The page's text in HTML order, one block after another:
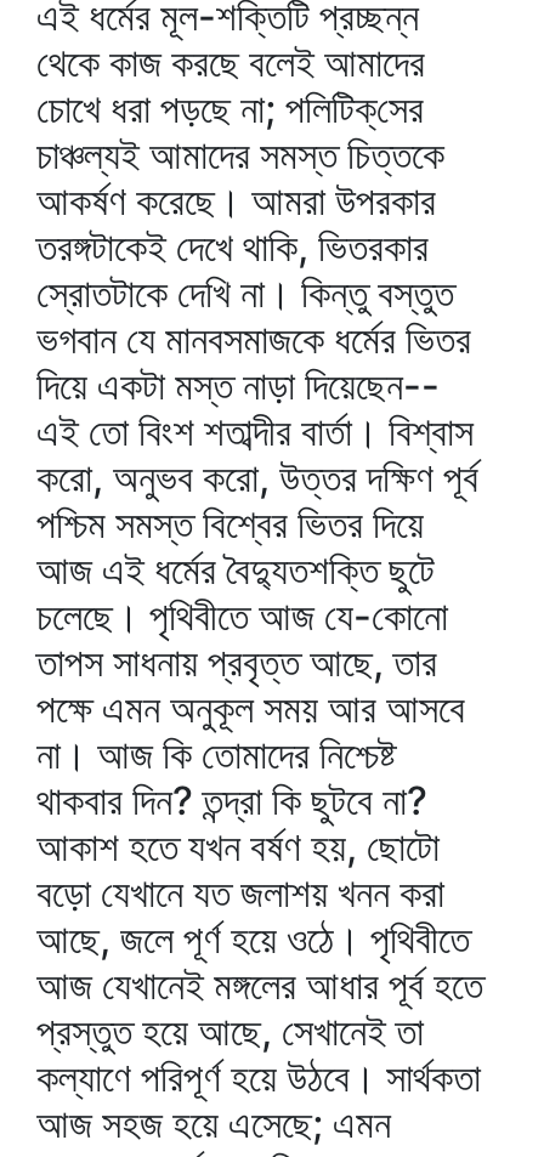
এই ধর্মের মূল-শক্তিটি প্রচ্ছন্ন
থেকে কাজ করছে বলেই আমাদের
চোখে ধরা পড়ছে না; পলিটিক্‌সের
চাঞ্চল্যই আমাদের সমস্ত চিত্তকে
আকর্ষণ করেছে। আমরা উপরকার
তরঙ্গটাকেই দেখে থাকি, ভিতরকার
স্রোতটাকে দেখি না। কিন্তু বস্তুত
ভগবান যে মানবসমাজকে ধর্মের ভিতর
দিয়ে একটা মস্ত নাড়া দিয়েছেন--
এই তো বিংশ শতাব্দীর বার্তা। বিশ্বাস
করো, অনুভব করো, উত্তর দক্ষিণ পূর্ব
পশ্চিম সমস্ত বিশ্বের ভিতর দিয়ে
আজ এই ধর্মের বৈদ্যুতশক্তি ছুটে
চলেছে। পৃথিবীতে আজ যে-কোনো
তাপস সাধনায় প্রবৃত্ত আছে, তার
পক্ষে এমন অনুকূল সময় আর আসবে
না। আজ কি তোমাদের নিশ্চেষ্ট
থাকবার দিন? তন্দ্রা কি ছুটবে না?
আকাশ হতে যখন বর্ষণ হয়, ছোটো
বড়ো যেখানে যত জলাশয় খনন করা
আছে, জলে পূর্ণ হয়ে ওঠে। পৃথিবীতে
আজ যেখানেই মঙ্গলের আধার পূর্ব হতে
প্রস্তুত হয়ে আছে, সেখানেই তা
কল্যাণে পরিপূর্ণ হয়ে উঠবে। সার্থকতা
আজ সহজ হয়ে এসেছে; এমন